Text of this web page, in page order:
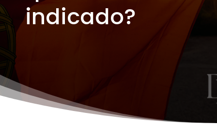
indicado?